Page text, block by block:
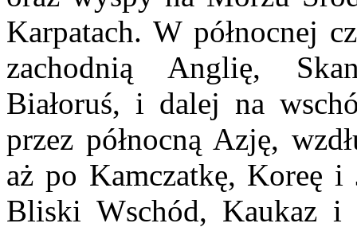
Karpatach. W północnej
zachodnią Anglię,
Białoruś, i dalej na
przez północną Azję,
aż po Kamczatkę, Koreę i
Bliski Wschód, Kaukaz i